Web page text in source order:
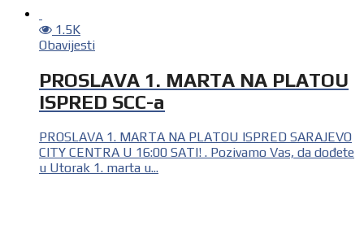
1.5K
Obavijesti
PROSLAVA 1. MARTA NA PLATOU
ISPRED SCC-a
PROSLAVA 1. MARTA NA PLATOU ISPRED SARAJEVO
CITY CENTRA U 16:00 SATI! . Pozivamo Vas, da dođete
u Utorak 1. marta u...